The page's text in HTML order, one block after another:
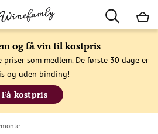
og få vin til kostpris
som medlem. De første 30 dage er
og uden binding!
Få kostpris